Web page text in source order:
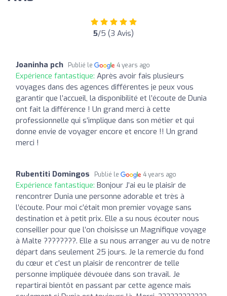
5/5 (3 Avis)
Joaninha pch Publié le 4 years ago
Expérience fantastique: Après avoir fais plusieurs
voyages dans des agences différentes je peux vous
garantir que l’accueil, la disponibilité et l’écoute de Dunia
ont fait la différence ! Un grand merci à cette
professionnelle qui s’implique dans son métier et qui
donne envie de voyager encore et encore !! Un grand
merci !
Rubentiti Domingos Publié le 4 years ago
Expérience fantastique: Bonjour J’ai eu le plaisir de
rencontrer Dunia une personne adorable et très à
l’écoute. Pour moi c’était mon premier voyage sans
destination et à petit prix. Elle a su nous écouter nous
conseiller pour que l’on choisisse un Magnifique voyage
à Malte ????????. Elle a su nous arranger au vu de notre
départ dans seulement 25 jours. Je la remercie du fond
du cœur et c’est un plaisir de rencontrer de telle
personne impliquée dévouée dans son travail. Je
repartirai bientôt en passant par cette agence mais